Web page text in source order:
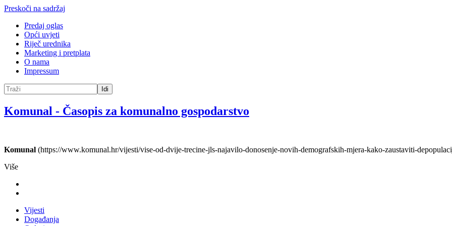
Preskoči na sadržaj
Predaj oglas
Opći uvjeti
Riječ urednika
Marketing i pretplata
O nama
Impressum
Idi
Komunal - Časopis za komunalno gospodarstvo
Komunal (https://www.komunal.hr/vijesti/vise-od-dvije-trecine-jls-najavilo-donosenje-novih-demografskih-mjera-kako-zaustaviti-
Više
Vijesti
Događanja